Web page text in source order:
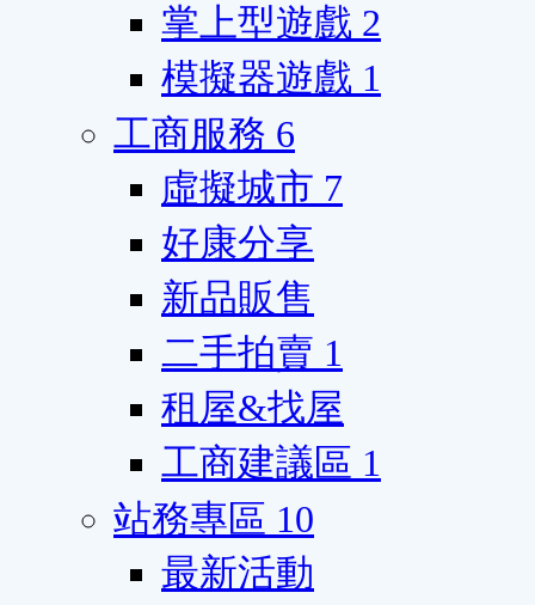
掌上型遊戲 2
模擬器遊戲 1
工商服務 6
虛擬城市 7
好康分享
新品販售
二手拍賣 1
租屋&找屋
工商建議區 1
站務專區 10
最新活動